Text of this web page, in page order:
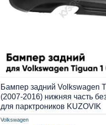
Volkswagen
Бампер задний Volkswagen
(2007-2016) нижняя часть
для парктроников KUZOVIK